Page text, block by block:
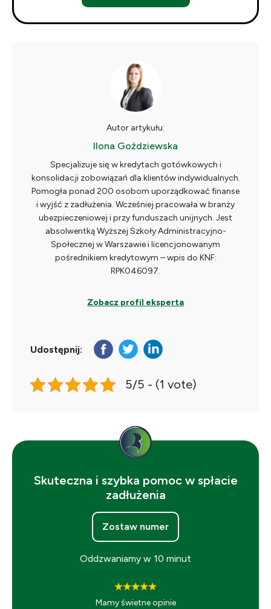
Autor artykułu:
Ilona Goździewska
Specjalizuje się w kredytach gotówkowych i
konsolidacji zobowiązań dla klientów indywidualnych.
Pomogła ponad 200 osobom uporządkować finanse
i wyjść z zadłużenia. Wcześniej pracowała w branży
ubezpieczeniowej i przy funduszach unijnych. Jest
absolwentką Wyższej Szkoły Administracyjno-
Społecznej w Warszawie i licencjonowanym
pośrednikiem kredytowym – wpis do KNF:
RPK046097.
Zobacz profil eksperta
Udostępnij:
5/5 - (1 vote)
Skuteczna i szybka pomoc w spłacie
zadłużenia
Zostaw numer
Oddzwaniamy w 10 minut
Mamy świetne opinie